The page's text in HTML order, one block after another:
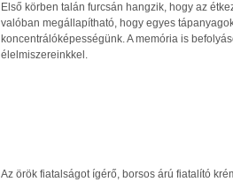
Első körben talán furcsán hangzik, hogy az
valóban megállapítható, hogy egyes
koncentrálóképességünk. A memória is
élelmiszereinkkel.
Az örök fiatalságot ígérő, borsos árú fiatalító